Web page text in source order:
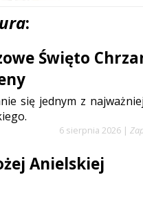
:
Święto
się jednym z
6 sierpnia 2026 |
Anielskiej